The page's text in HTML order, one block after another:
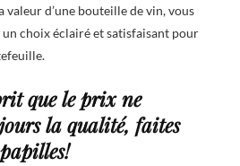
valeur d’une bouteille de vin, vous
choix éclairé et satisfaisant pour
que le prix ne
la qualité, faites